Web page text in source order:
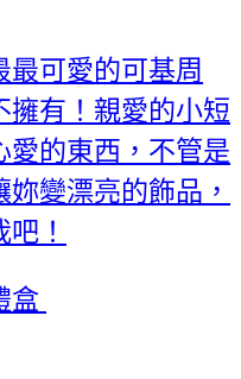
最可愛的可基周
擁有！親愛的小短
愛的東西，不管是
變漂亮的飾品，
！
盒